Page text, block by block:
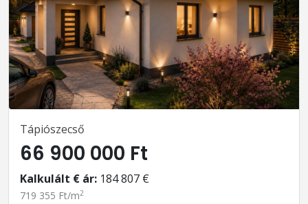
Tápiószecső
66 900 000 Ft
Kalkulált € ár: 184 807 €
719 355 Ft/m2